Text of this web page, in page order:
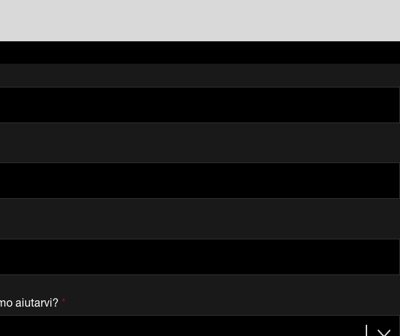
*
aiutarvi?